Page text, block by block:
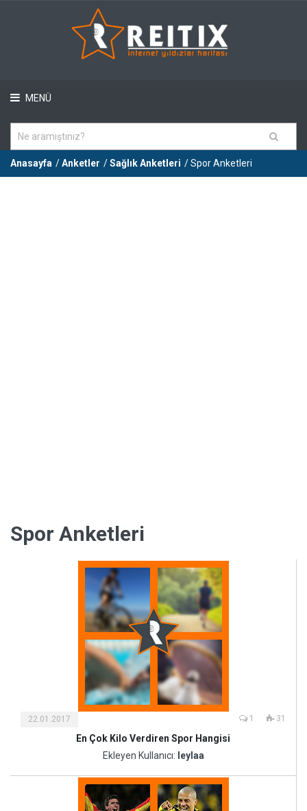
MENÜ
Anasayfa /Anketler /Sağlık Anketleri / Spor Anketleri
Spor Anketleri
22.01.2017 1 31
En Çok Kilo Verdiren Spor Hangisi
Ekleyen Kullanıcı: leylaa